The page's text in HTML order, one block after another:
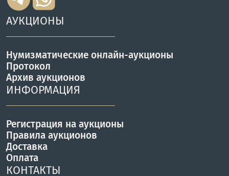
АУКЦИОНЫ
Нумизматические онлайн-аукционы
Протокол
Архив аукционов
ИНФОРМАЦИЯ
Регистрация на аукционы
Правила аукционов
Доставка
Оплата
КОНТАКТЫ